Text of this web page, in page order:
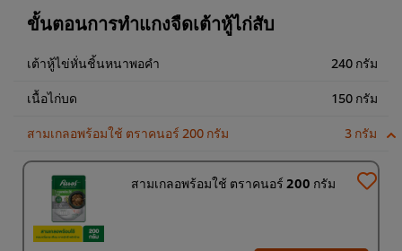
ขั้นตอนการทำแกงจืดเต้าหู้ไก่สับ
เต้าหู้ไข่หั่นชิ้นหนาพอคำ 240 กรัม
เนื้อไก่บด 150 กรัม
สามเกลอพร้อมใช้ ตราคนอร์ 200 กรัม 3 กรัม
สามเกลอพร้อมใช้ ตราคนอร์ 200 กรัม